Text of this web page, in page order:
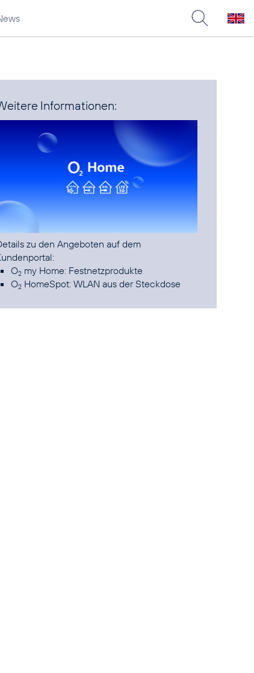
Informationen:
zu den Angeboten auf dem
O2 my Home: Festnetzprodukte
O2 HomeSpot: WLAN aus der Steckdose